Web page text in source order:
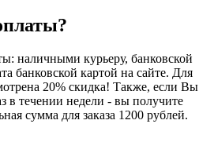
наличными курьеру, банковской
банковской картой на сайте. Для
20% скидка! Также, если Вы
в течении недели - вы получите
сумма для заказа 1200 рублей.